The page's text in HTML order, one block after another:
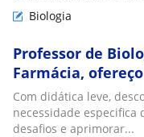
Biologia
Professor de
Farmácia,
principalmente
Com didática leve,
necessidade especifica
desafios e aprimorar...